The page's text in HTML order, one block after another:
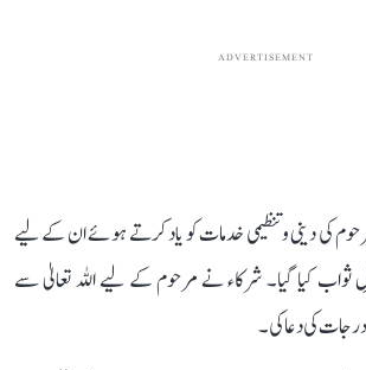
ADVERTISEMENT
کی دینی و تنظیمی خدمات کو یاد کرتے ہوئے ان کے لیے
کیا گیا۔ شرکاء نے مرحوم کے لیے اللہ تعالیٰ سے
کی دعا کی۔